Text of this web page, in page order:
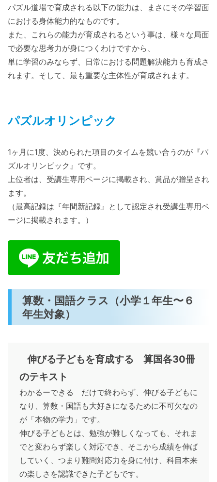
パズル道場で育成される以下の能力は、まさにその学習面
における身体能力的なものです。
また、これらの能力が育成されるという事は、様々な局面
で必要な思考力が身につくわけですから、
単に学習のみならず、日常における問題解決能力も育成さ
れます。そして、最も重要な主体性が育成されます。
パズルオリンピック
1ヶ月に1度、決められた項目のタイムを競い合うのが『パ
ズルオリンピック』です。
上位者は、受講生専用ページに掲載され、賞品が贈呈され
ます。
（最高記録は『年間新記録』として認定され受講生専用ペ
ージに掲載されます。）
算数・国語クラス（小学１年生〜６
年生対象）
伸びる子どもを育成する 算国各30冊
のテキスト
わかるーできる だけで終わらず、伸びる子どもに
なり、算数・国語も大好きになるために不可欠なの
が「本物の学力」です。
伸びる子どもとは、勉強が難しくなっても、それま
でと変わらず楽しく対応でき、そこから成績を伸ば
していく、つまり難問対応力を身に付け、科目本来
の楽しさを認識できた子どもです。